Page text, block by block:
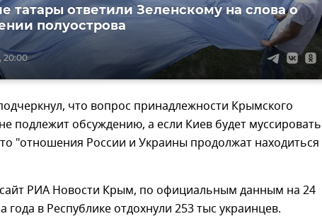
20:00
татары ответили Зеленскому на слова о
полуострова
что вопрос принадлежности Крымского
подлежит обсуждению, а если Киев будет муссировать
"отношения России и Украины продолжат находиться
РИА Новости Крым, по официальным данным на 24
года в Республике отдохнули 253 тыс украинцев.